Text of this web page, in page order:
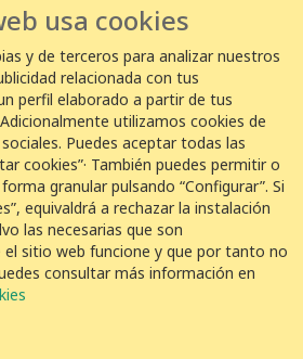
Veolia se
Cuellinegro?
68
usa cookies
y de terceros para analizar nuestros
relacionada con tus
perfil elaborado a partir de tus
utilizamos cookies de
Puedes aceptar todas las
cookies”· También puedes permitir o
granular pulsando “Configurar”. Si
equivaldrá a rechazar la instalación
las necesarias que son
el sitio web funcione y que por tanto no
consultar más información en